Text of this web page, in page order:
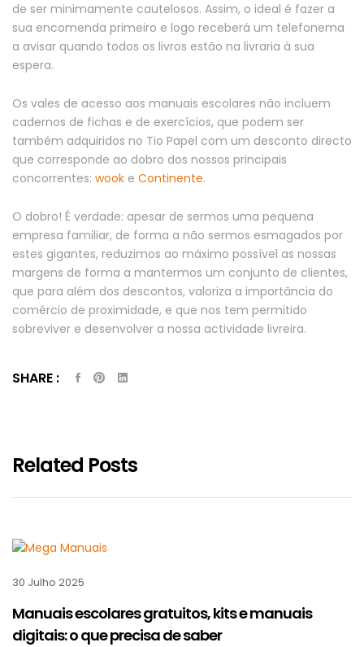
de ser minimamente cautelosos. Assim, o ideal é fazer a
sua encomenda primeiro e logo receberá um telefonema
a avisar quando todos os livros estão na livraria à sua
espera.
Os vales de acesso aos manuais escolares não incluem
cadernos de fichas e de exercícios, que podem ser
também adquiridos no Tio Papel com um desconto directo
que corresponde ao dobro dos nossos principais
concorrentes: wook e Continente.
O dobro! É verdade: apesar de sermos uma pequena
empresa familiar, de forma a não sermos esmagados por
estes gigantes, reduzimos ao máximo possível as nossas
margens de forma a mantermos um conjunto de clientes,
que para além dos descontos, valoriza a importância do
comércio de proximidade, e que nos tem permitido
sobreviver e desenvolver a nossa actividade livreira.
SHARE :
Related Posts
30 Julho 2025
Manuais escolares gratuitos, kits e manuais
digitais: o que precisa de saber